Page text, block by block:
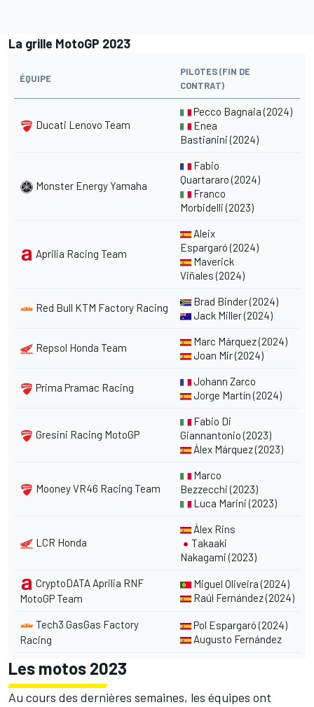
La grille MotoGP 2023
ÉQUIPE
PILOTES (FIN DE
CONTRAT)
Ducati Lenovo Team
Pecco Bagnaia(2024)
Enea
Bastianini(2024)
Monster Energy Yamaha
Fabio
Quartararo(2024)
Franco
Morbidelli(2023)
Aprilia Racing Team
Aleix
Espargaró(2024)
Maverick
Viñales(2024)
Red Bull KTM Factory Racing Brad Binder(2024)
Jack Miller(2024)
Repsol Honda Team Marc Márquez(2024)
Joan Mir(2024)
Prima Pramac Racing
Johann Zarco
Jorge Martín(2024)
Gresini Racing MotoGP
Fabio Di
Giannantonio(2023)
Álex Márquez(2023)
Mooney VR46 Racing Team
Marco
Bezzecchi(2023)
Luca Marini(2023)
LCR Honda
Álex Rins
Takaaki
Nakagami(2023)
CryptoDATA Aprilia RNF
MotoGP Team
Miguel Oliveira(2024)
Raúl Fernández(2024)
Tech3 GasGas Factory
Racing
Pol Espargaró(2024)
Augusto Fernández
Les motos 2023
Au cours des dernières semaines, les équipes ont